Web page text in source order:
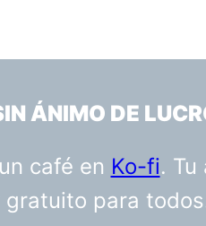
ÁNIMO DE
café en Ko-fi.
para